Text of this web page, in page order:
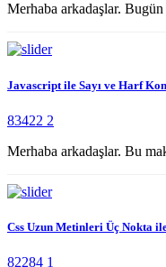
Merhaba arkadaşlar.
Javascript ile Sayı ve Harf
83422 2
Merhaba arkadaşlar. Bu
Css Uzun Metinleri Üç Nokta
82284 1